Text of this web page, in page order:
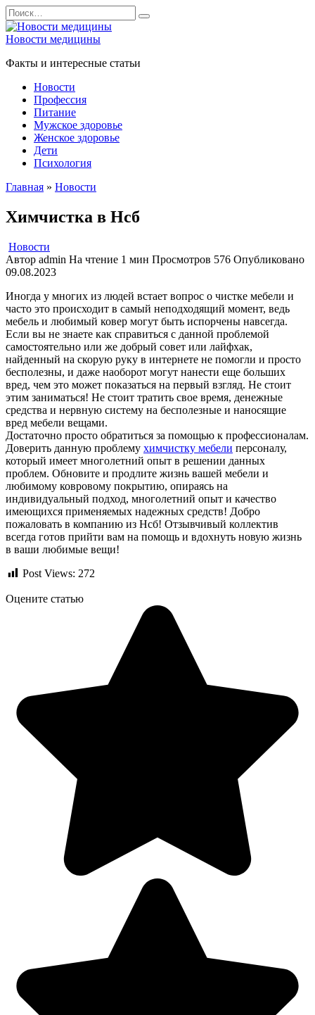
Перейти
к
содержанию
Search
for:
Новости медицины
Факты и интересные статьи
Новости
Профессия
Питание
Мужское здоровье
Женское здоровье
Дети
Психология
Главная » Новости
Химчистка в Нсб
Новости
Автор admin На чтение 1 мин Просмотров 576 Опубликовано
09.08.2023
Иногда у многих из людей встает вопрос о чистке мебели и
часто это происходит в самый неподходящий момент, ведь
мебель и любимый ковер могут быть испорчены навсегда.
Если вы не знаете как справиться с данной проблемой
самостоятельно или же добрый совет или лайфхак,
найденный на скорую руку в интернете не помогли и просто
бесполезны, и даже наоборот могут нанести еще больших
вред, чем это может показаться на первый взгляд. Не стоит
этим заниматься! Не стоит тратить свое время, денежные
средства и нервную систему на бесполезные и наносящие
вред мебели вещами.
Достаточно просто обратиться за помощью к профессионалам.
Доверить данную проблему химчистку мебели персоналу,
который имеет многолетний опыт в решении данных
проблем. Обновите и продлите жизнь вашей мебели и
любимому ковровому покрытию, опираясь на
индивидуальный подход, многолетний опыт и качество
имеющихся применяемых надежных средств! Добро
пожаловать в компанию из Нсб! Отзывчивый коллектив
всегда готов прийти вам на помощь и вдохнуть новую жизнь
в ваши любимые вещи!
Post Views: 272
Оцените статью